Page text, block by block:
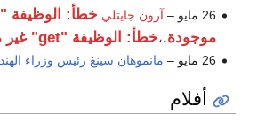
26 مايو –
آرون جايتلي
موجودة.،خطأ: الوظيفة "get" غير موجودة.
26 مايو –
مانموهان سينغ رئيس وزراء الهند
أفلام